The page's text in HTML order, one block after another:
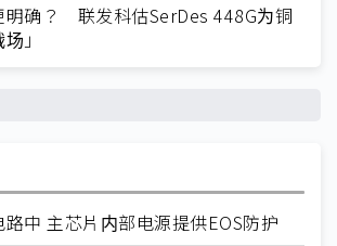
明确？ 联发科估SerDes 448G为铜
」
路中 主芯片内部电源提供EOS防护